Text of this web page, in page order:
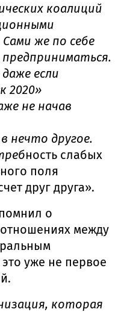
коалиций
же по себе
если
2020»
не начав
нечто другое.
ность слабых
поля
друг друга».
о
между
уже не первое
которая